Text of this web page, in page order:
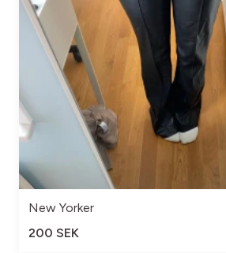
New Yorker
200 SEK